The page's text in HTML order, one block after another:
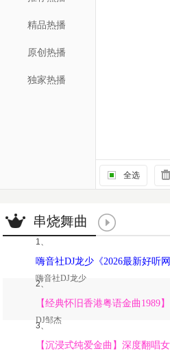
精品热播
原创热播
独家热播
全选
串烧舞曲
1、
嗨音社DJ龙少
2、
DJ邹杰
3、